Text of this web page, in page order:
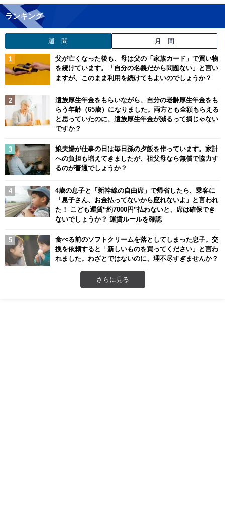
ランキング
週 間 月 間
父が亡くなった後も、母は父の「家族カード」で買い物
を続けています。「自分の名義だから問題ない」と言い
ますが、このまま利用を続けてもよいのでしょうか？
遺族厚生年金をもらいながら、自分の老齢厚生年金をも
らう年齢（65歳）になりました。両方とも全額もらえる
と思っていたのに、遺族厚生年金が減るって損じゃない
ですか？
娘夫婦が仕事の日は毎日孫の夕飯を作っています。家計
への負担も増えてきましたが、祖父母なら無償で協力す
るのが普通でしょうか？
4歳の息子と「新幹線の自由席」で帰省したら、乗客に
「息子さん、お金払ってないから座れないよ」と言われ
た！ こども運賃“約7000円”払わないと、席は確保でき
ないでしょうか？ 運賃ルールを確認
食べる前のソフトクリームを落としてしまった息子。交
換を依頼すると「新しいものを買ってください」と言わ
れました。わざとではないのに、理不尽すぎませんか？
さらに見る